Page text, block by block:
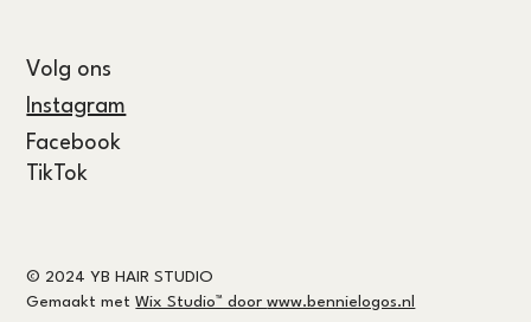
Volg ons
Instagram
Facebook
TikTok
© 2024 YB HAIR STUDIO
Gemaakt metWix Studio™ doorwww.bennielogos.nl